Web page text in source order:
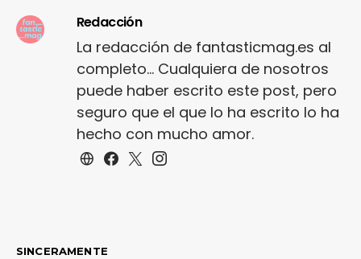
Redacción
La redacción de fantasticmag.es al
completo... Cualquiera de nosotros
puede haber escrito este post, pero
seguro que el que lo ha escrito lo ha
hecho con mucho amor.
SINCERAMENTE